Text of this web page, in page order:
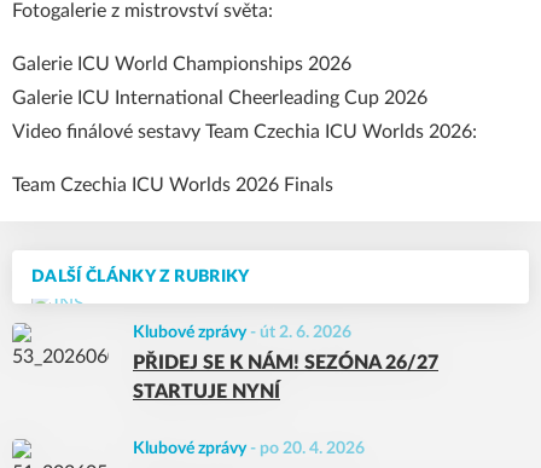
DALŠÍ ČLÁNKY Z RUBRIKY
Klubové zprávy- út 2. 6. 2026
PŘIDEJ SE K NÁM! SEZÓNA 26/27
STARTUJE NYNÍ
Klubové zprávy- po 20. 4. 2026
Fotogalerie z mistrovství světa:
Galerie ICU World Championships 2026
Galerie ICU International Cheerleading Cup 2026
Video finálové sestavy Team Czechia ICU Worlds 2026:
Team Czechia ICU Worlds 2026 Finals